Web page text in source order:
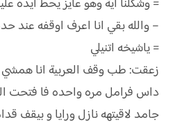
= وشكلنا اية وهو عايز يحط ايده
– والله بقي انا اعرف اوقفه عند
= ياشيخه اتنيلي
زعقت: طب وقف العربية انا همشي
داس فرامل مره واحده فا فتحت
جامد لاقيتهه نازل ورايا و بيقف